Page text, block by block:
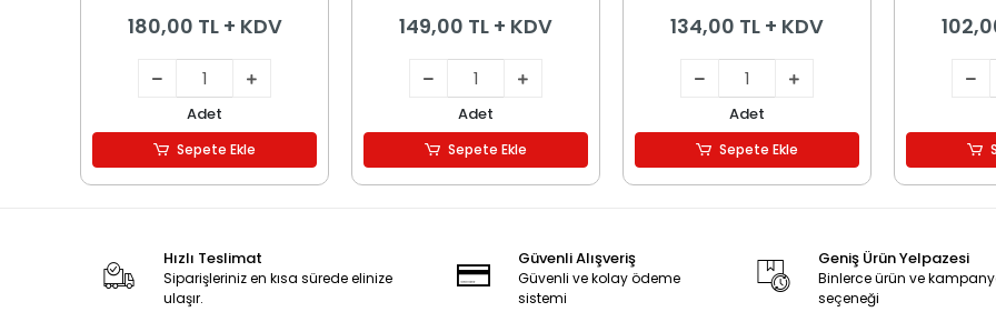
180,00 TL + KDV
Adet
Sepete Ekle
149,00 TL + KDV
Adet
Sepete Ekle
134,00 TL + KDV
Adet
Sepete Ekle
Hızlı Teslimat
Siparişleriniz en kısa sürede elinize
ulaşır.
Güvenli Alışveriş
Güvenli ve kolay ödeme
sistemi
Geniş Ürün Yelpazesi
Binlerce ürün ve
seçeneği